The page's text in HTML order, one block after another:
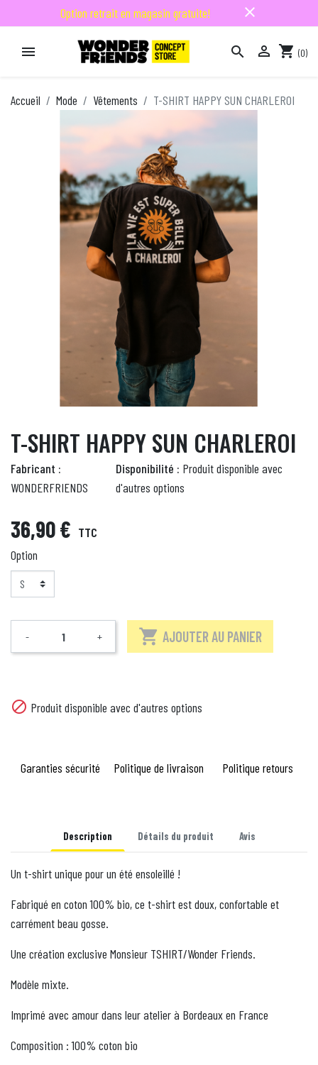
Option retrait en magasin gratuite! close
   shopping_cart (0)
Accueil Mode Vêtements T-SHIRT HAPPY SUN CHARLEROI
T-SHIRT HAPPY SUN CHARLEROI
Fabricant :
WONDERFRIENDS
Disponibilité : Produit disponible avec
d'autres options
36,90 € TTC
Option
Quantité
- +  AJOUTER AU PANIER
 Produit disponible avec d'autres options
Garanties sécurité Politique de livraison Politique retours
Description Détails du produit Avis
Un t-shirt unique pour un été ensoleillé !
Fabriqué en coton 100% bio, ce t-shirt est doux, confortable et
carrément beau gosse.
Une création exclusive Monsieur TSHIRT/Wonder Friends.
Modèle mixte.
Imprimé avec amour dans leur atelier à Bordeaux en France
Composition : 100% coton bio